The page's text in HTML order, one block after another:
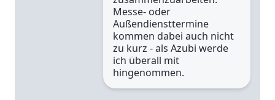
Messe- oder
Außendiensttermine
kommen dabei auch nicht
zu kurz - als Azubi werde
ich überall mit
hingenommen.